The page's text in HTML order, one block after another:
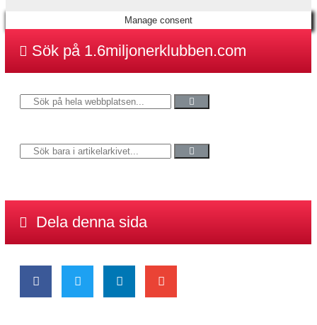
Manage consent
Sök på 1.6miljonerklubben.com
Dela denna sida